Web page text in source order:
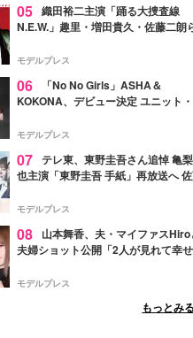
05 織田裕二主演「踊る大捜査線
N.E.W.」趣里・増田貴久・佐藤二朗
徴する“謎のキーワード”も
モデルプレス
06
「No No Girls」ASHA＆
KOKONA、デビュー決定 ユニット・
リリースへ
モデルプレス
07 テレ東、東野圭吾さん追悼 亀
也主演「東野圭吾 手紙」再放送へ
モデルプレス
08
山本舞香、夫・マイファスHiro
夫婦ショット公開「2人が見れて幸
モデルプレス
もっとみる